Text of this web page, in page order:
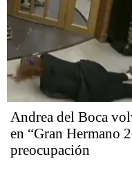
Andrea del Boca
en “Gran Hermano
preocupación